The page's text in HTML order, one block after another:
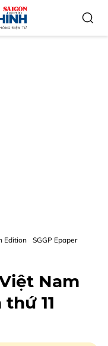
Edition SGGP Epaper
Nam
11